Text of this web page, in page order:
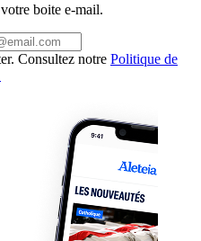
boite e-mail.
Consultez notre Politique de